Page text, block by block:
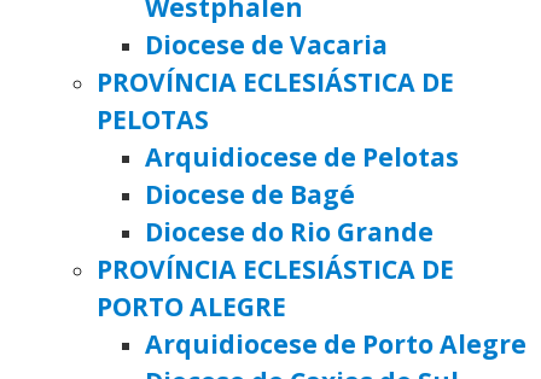
Diocese de Vacaria
PROVÍNCIA ECLESIÁSTICA DE
PELOTAS
Arquidiocese de Pelotas
Diocese de Bagé
Diocese do Rio Grande
PROVÍNCIA ECLESIÁSTICA DE
PORTO ALEGRE
Arquidiocese de Porto Alegre